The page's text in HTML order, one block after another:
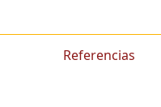
Referencias